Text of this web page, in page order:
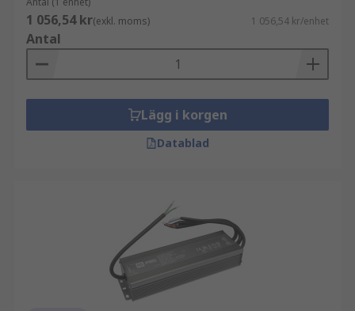
1 056,54 kr(exkl. moms) 1 056,54 kr/enhet
Antal
Lägg i korgen
Datablad